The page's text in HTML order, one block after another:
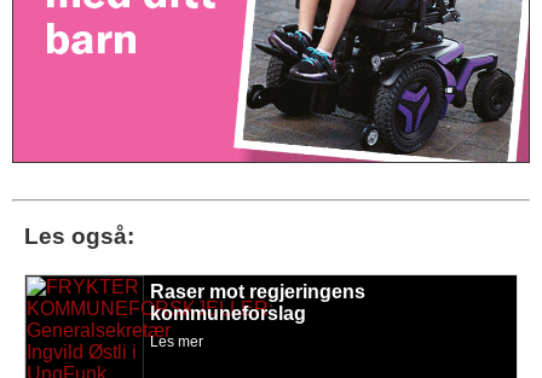
Les også:
Raser mot regjeringens
kommuneforslag
Les mer